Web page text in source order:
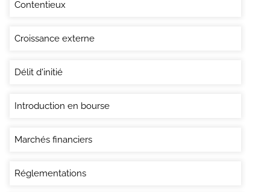
Contentieux
Croissance externe
Délit d'initié
Introduction en bourse
Marchés financiers
Réglementations